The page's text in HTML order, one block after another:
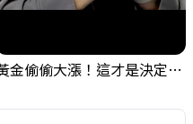
黃金偷偷大漲！這才是決定台股生死的「真風向球」！｜Mr.Jimmy高志銘 #黃金 #美元指數 #聯準會